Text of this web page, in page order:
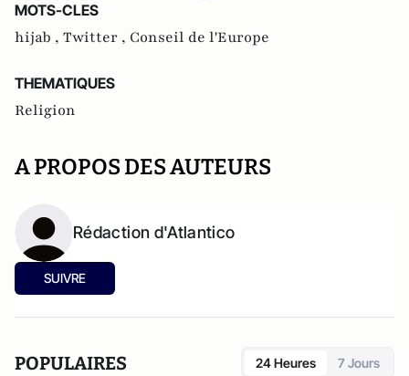
MOTS-CLES
hijab , Twitter , Conseil de l'Europe
THEMATIQUES
Religion
A PROPOS DES AUTEURS
Rédaction d'Atlantico
SUIVRE
POPULAIRES 24 Heures 7 Jours